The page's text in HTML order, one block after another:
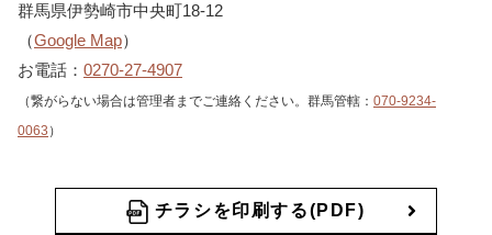
群馬県伊勢崎市中央町18-12
（Google Map）
お電話： 0270-27-4907
（繋がらない場合は管理者までご連絡ください。群馬管轄： 070-9234-
0063 ）
チラシを印刷する(PDF)